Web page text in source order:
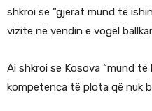
shkroi se “gjërat mund të
vizite në vendin e vogël
Ai shkroi se Kosova “mund
kompetenca të plota që nuk